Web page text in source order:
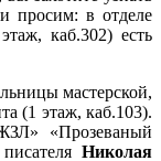
просим: в отделе
каб.302) есть
мастерской,
(1 этаж, каб.103).
«Прозеваный
Николая